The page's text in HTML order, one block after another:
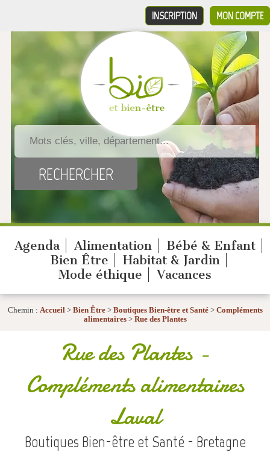
MON COMPTE
INSCRIPTION
Agenda Alimentation
Bébé & Enfant
Bien Être
Habitat & Jardin
Mode éthique
Vacances
Chemin : Accueil> Bien Être> Boutiques Bien-être et Santé> Compléments
alimentaires> Rue des Plantes
Rue des Plantes-
Compléments alimentaires
Laval
Boutiques Bien-être et Santé - Bretagne